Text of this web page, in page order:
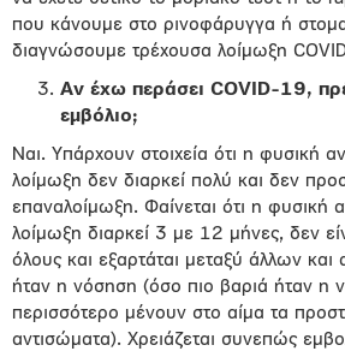
που κάνουμε στο ρινοφάρυγγα ή
διαγνώσουμε τρέχουσα λοίμωξη
Αν έχω περάσει COVID-19,
εμβόλιο;
Ναι. Υπάρχουν στοιχεία ότι η φυσική
λοίμωξη δεν διαρκεί πολύ και δεν
επαναλοίμωξη. Φαίνεται ότι η φυσική
λοίμωξη διαρκεί 3 με 12 μήνες, δεν
όλους και εξαρτάται μεταξύ άλλων
ήταν η νόσηση (όσο πιο βαριά ήταν η
περισσότερο μένουν στο αίμα τα
αντισώματα). Χρειάζεται συνεπώς